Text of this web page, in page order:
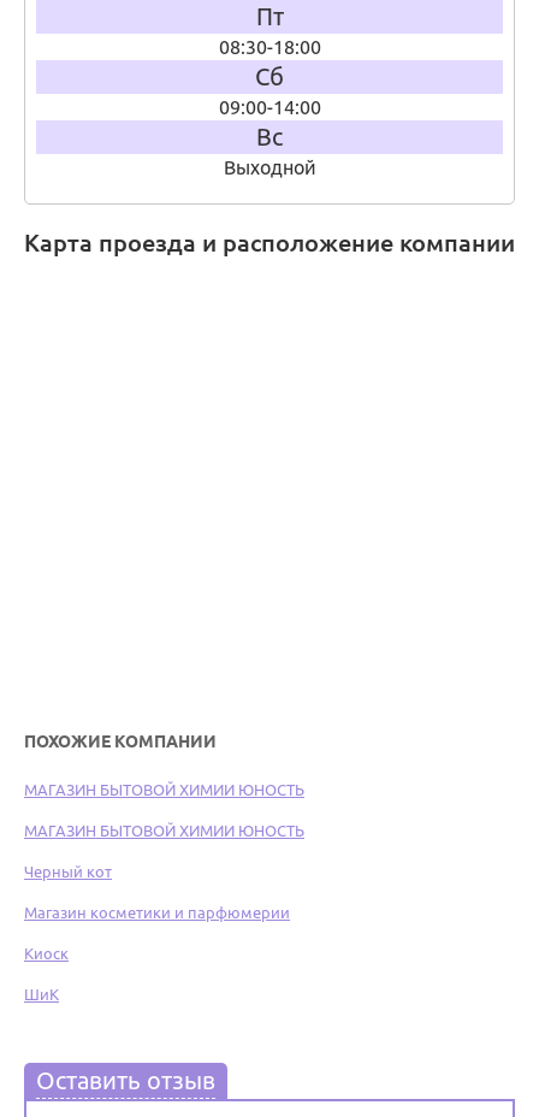
Пт
08:30-18:00
Сб
09:00-14:00
Вс
Выходной
Карта проезда и расположение компании
ПОХОЖИЕ КОМПАНИИ
МАГАЗИН БЫТОВОЙ ХИМИИ ЮНОСТЬ
МАГАЗИН БЫТОВОЙ ХИМИИ ЮНОСТЬ
Черный кот
Магазин косметики и парфюмерии
Киоск
ШиК
Оставить отзыв